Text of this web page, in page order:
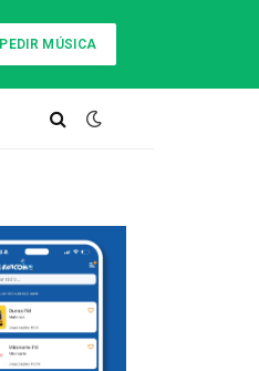
PEDIR MÚSICA